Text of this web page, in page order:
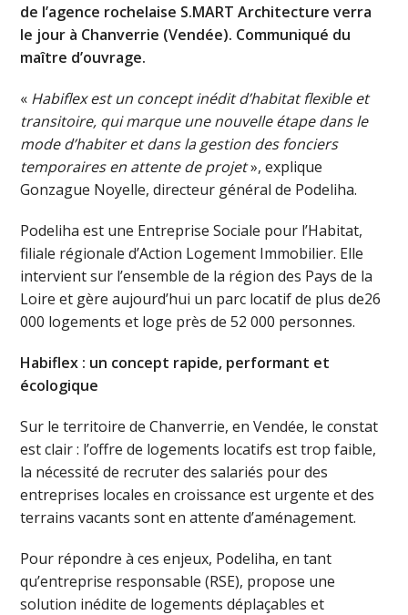
de l’agence rochelaise S.MART Architecture verra
le jour à Chanverrie (Vendée). Communiqué du
maître d’ouvrage.
« Habiflex est un concept inédit d’habitat flexible et
transitoire, qui marque une nouvelle étape dans le
mode d’habiter et dans la gestion des fonciers
temporaires en attente de projet», explique
Gonzague Noyelle, directeur général de Podeliha.
Podeliha est une Entreprise Sociale pour l’Habitat,
filiale régionale d’Action Logement Immobilier. Elle
intervient sur l’ensemble de la région des Pays de la
Loire et gère aujourd’hui un parc locatif de plus de26
000 logements et loge près de 52 000 personnes.
Habiflex : un concept rapide, performant et
écologique
Sur le territoire de Chanverrie, en Vendée, le constat
est clair : l’offre de logements locatifs est trop faible,
la nécessité de recruter des salariés pour des
entreprises locales en croissance est urgente et des
terrains vacants sont en attente d’aménagement.
Pour répondre à ces enjeux, Podeliha, en tant
qu’entreprise responsable (RSE), propose une
solution inédite de logements déplaçables et